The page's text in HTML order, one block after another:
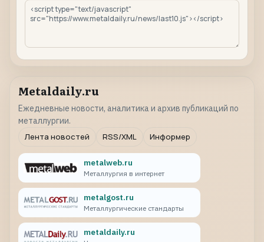
Metaldaily.ru
Ежедневные новости, аналитика и архив публикаций по
металлургии.
Лента новостей
RSS/XML Информер
metalweb.ru
Металлургия в интернет
metalgost.ru
Металлургические стандарты
metaldaily.ru